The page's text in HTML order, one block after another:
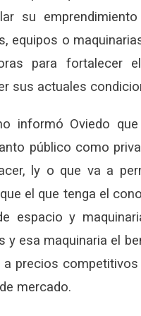
su
equipos o
para fortalecer
sus actuales
informó Oviedo
público como
ly o que va a
el que tenga el
espacio y
y esa maquinaria el
precios
mercado.